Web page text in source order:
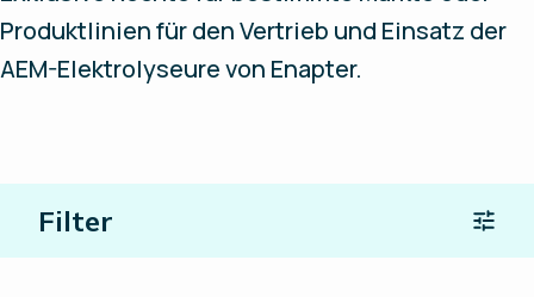
Produktlinien für den Vertrieb und Einsatz der
AEM-Elektrolyseure von Enapter.
Filter
Ort